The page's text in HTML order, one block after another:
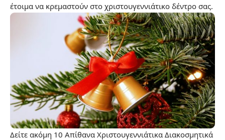
έτοιμα να κρεμαστούν στο χριστουγεννιάτικο δέντρο σας.
Δείτε ακόμη 10 Απίθανα Χριστουγεννιάτικα Διακοσμητικά